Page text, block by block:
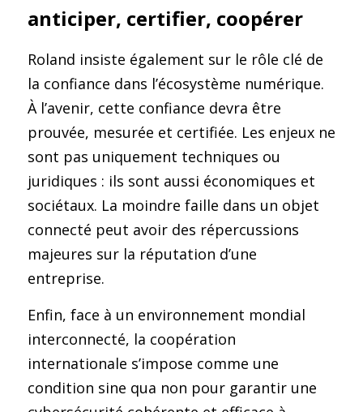
anticiper, certifier, coopérer
Roland insiste également sur le rôle clé de
la confiance dans l’écosystème numérique.
À l’avenir, cette confiance devra être
prouvée, mesurée et certifiée. Les enjeux ne
sont pas uniquement techniques ou
juridiques : ils sont aussi économiques et
sociétaux. La moindre faille dans un objet
connecté peut avoir des répercussions
majeures sur la réputation d’une
entreprise.
Enfin, face à un environnement mondial
interconnecté, la coopération
internationale s’impose comme une
condition sine qua non pour garantir une